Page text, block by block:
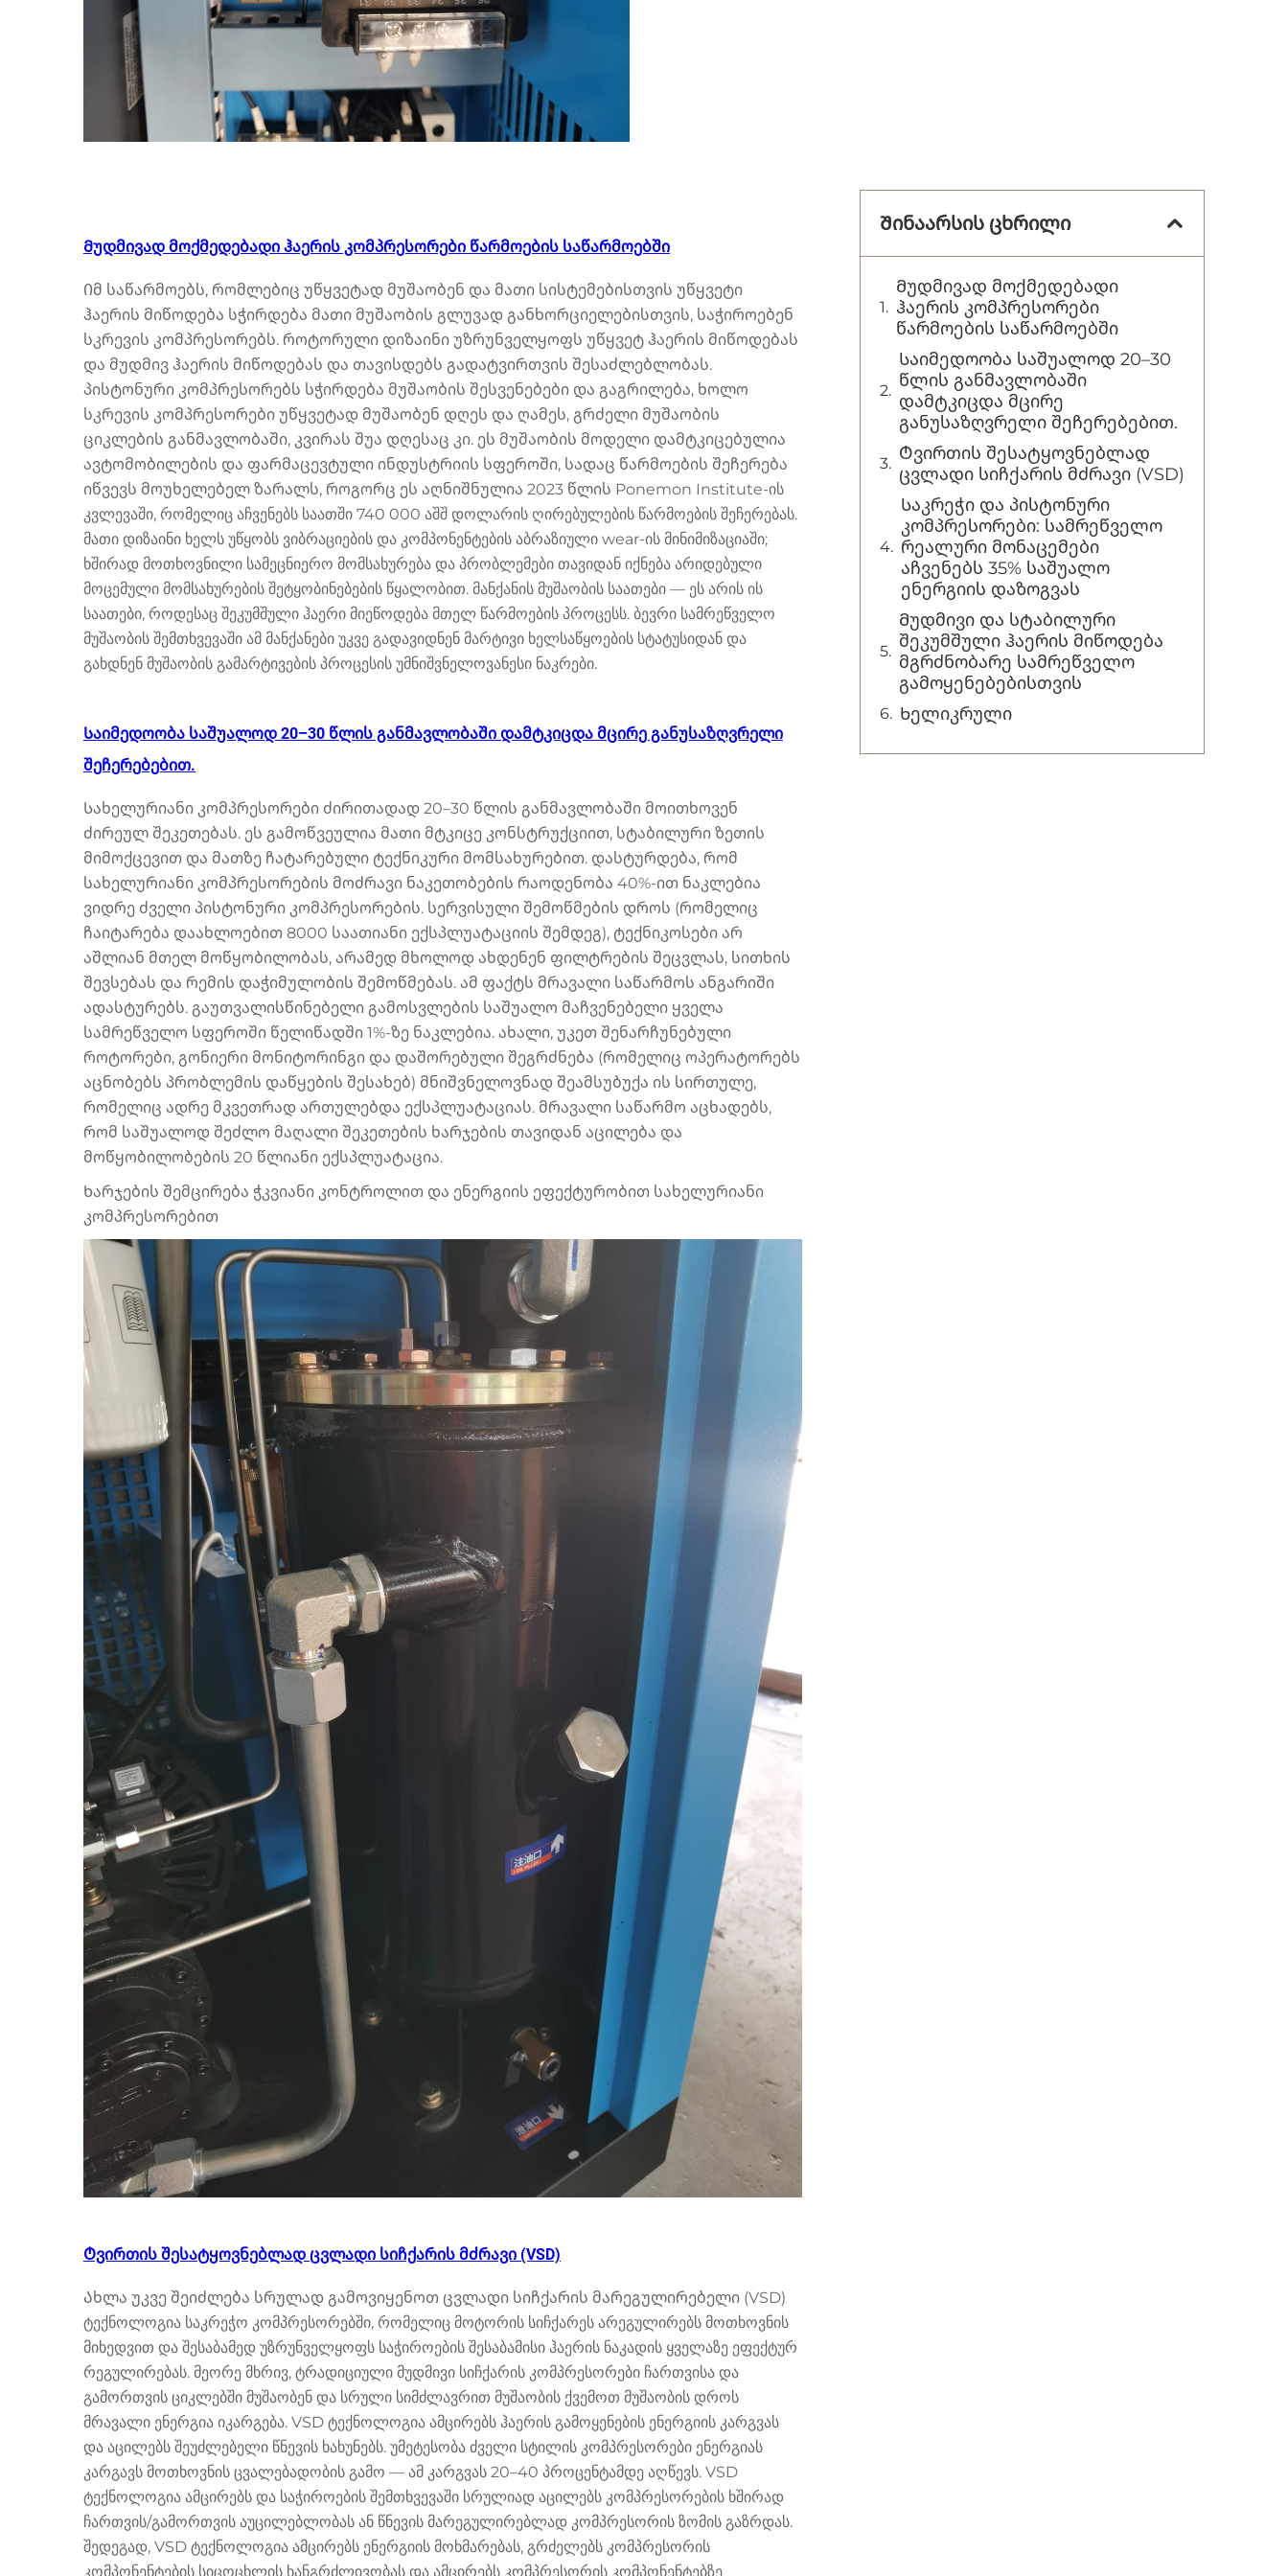
Მუდმივად მოქმედებადი ჰაერის კომპრესორები წარმოების საწარმოებში
Იმ საწარმოებს, რომლებიც უწყვეტად მუშაობენ და მათი სისტემებისთვის უწყვეტი
ჰაერის მიწოდება სჭირდება მათი მუშაობის გლუვად განხორციელებისთვის, საჭიროებენ
სკრევის კომპრესორებს. როტორული დიზაინი უზრუნველყოფს უწყვეტ ჰაერის მიწოდებას
და მუდმივ ჰაერის მიწოდებას და თავისდებს გადატვირთვის შესაძლებლობას.
პისტონური კომპრესორებს სჭირდება მუშაობის შესვენებები და გაგრილება, ხოლო
სკრევის კომპრესორები უწყვეტად მუშაობენ დღეს და ღამეს, გრძელი მუშაობის
ციკლების განმავლობაში, კვირას შუა დღესაც კი. ეს მუშაობის მოდელი დამტკიცებულია
ავტომობილების და ფარმაცევტული ინდუსტრიის სფეროში, სადაც წარმოების შეჩერება
იწვევს მოუხელებელ ზარალს, როგორც ეს აღნიშნულია 2023 წლის Ponemon Institute-ის
კვლევაში, რომელიც აჩვენებს საათში 740 000 აშშ დოლარის ღირებულების წარმოების შეჩერებას.
მათი დიზაინი ხელს უწყობს ვიბრაციების და კომპონენტების აბრაზიული wear-ის მინიმიზაციაში;
ხშირად მოთხოვნილი სამეცნიერო მომსახურება და პრობლემები თავიდან იქნება არიდებული
მოცემული მომსახურების შეტყობინებების წყალობით. მანქანის მუშაობის საათები — ეს არის ის
საათები, როდესაც შეკუმშული ჰაერი მიეწოდება მთელ წარმოების პროცესს. ბევრი სამრეწველო
მუშაობის შემთხვევაში ამ მანქანები უკვე გადავიდნენ მარტივი ხელსაწყოების სტატუსიდან და
გახდნენ მუშაობის გამარტივების პროცესის უმნიშვნელოვანესი ნაკრები.
Საიმედოობა საშუალოდ 20–30 წლის განმავლობაში დამტკიცდა მცირე განუსაზღვრელი
შეჩერებებით.
Სახელურიანი კომპრესორები ძირითადად 20–30 წლის განმავლობაში მოითხოვენ
ძირეულ შეკეთებას. ეს გამოწვეულია მათი მტკიცე კონსტრუქციით, სტაბილური ზეთის
მიმოქცევით და მათზე ჩატარებული ტექნიკური მომსახურებით. დასტურდება, რომ
სახელურიანი კომპრესორების მოძრავი ნაკეთობების რაოდენობა 40%-ით ნაკლებია
ვიდრე ძველი პისტონური კომპრესორების. სერვისული შემოწმების დროს (რომელიც
ჩაიტარება დაახლოებით 8000 საათიანი ექსპლუატაციის შემდეგ), ტექნიკოსები არ
აშლიან მთელ მოწყობილობას, არამედ მხოლოდ ახდენენ ფილტრების შეცვლას, სითხის
შევსებას და რემის დაჭიმულობის შემოწმებას. ამ ფაქტს მრავალი საწარმოს ანგარიში
ადასტურებს. გაუთვალისწინებელი გამოსვლების საშუალო მაჩვენებელი ყველა
სამრეწველო სფეროში წელიწადში 1%-ზე ნაკლებია. ახალი, უკეთ შენარჩუნებული
როტორები, გონიერი მონიტორინგი და დაშორებული შეგრძნება (რომელიც ოპერატორებს
აცნობებს პრობლემის დაწყების შესახებ) მნიშვნელოვნად შეამსუბუქა ის სირთულე,
რომელიც ადრე მკვეთრად ართულებდა ექსპლუატაციას. მრავალი საწარმო აცხადებს,
რომ საშუალოდ შეძლო მაღალი შეკეთების ხარჯების თავიდან აცილება და
მოწყობილობების 20 წლიანი ექსპლუატაცია.
Ხარჯების შემცირება ჭკვიანი კონტროლით და ენერგიის ეფექტურობით სახელურიანი
კომპრესორებით
Ტვირთის შესატყოვნებლად ცვლადი სიჩქარის მძრავი (VSD)
Ახლა უკვე შეიძლება სრულად გამოვიყენოთ ცვლადი სიჩქარის მარეგულირებელი (VSD)
ტექნოლოგია საკრეჭო კომპრესორებში, რომელიც მოტორის სიჩქარეს არეგულირებს მოთხოვნის
მიხედვით და შესაბამედ უზრუნველყოფს საჭიროების შესაბამისი ჰაერის ნაკადის ყველაზე ეფექტურ
რეგულირებას. მეორე მხრივ, ტრადიციული მუდმივი სიჩქარის კომპრესორები ჩართვისა და
გამორთვის ციკლებში მუშაობენ და სრული სიმძლავრით მუშაობის ქვემოთ მუშაობის დროს
მრავალი ენერგია იკარგება. VSD ტექნოლოგია ამცირებს ჰაერის გამოყენების ენერგიის კარგვას
და აცილებს შეუძლებელი წნევის ხახუნებს. უმეტესობა ძველი სტილის კომპრესორები ენერგიას
კარგავს მოთხოვნის ცვალებადობის გამო — ამ კარგვას 20–40 პროცენტამდე აღწევს. VSD
ტექნოლოგია ამცირებს და საჭიროების შემთხვევაში სრულიად აცილებს კომპრესორების ხშირად
ჩართვის/გამორთვის აუცილებლობას ან წნევის მარეგულირებლად კომპრესორის ზომის გაზრდას.
შედეგად, VSD ტექნოლოგია ამცირებს ენერგიის მოხმარებას, გრძელებს კომპრესორის
კომპონენტების სიცოცხლის ხანგრძლივობას და ამცირებს კომპრესორის კომპონენტებზე
Შინაარსის ცხრილი
Მუდმივად მოქმედებადი
ჰაერის კომპრესორები
წარმოების საწარმოებში
Საიმედოობა საშუალოდ 20–30
წლის განმავლობაში
დამტკიცდა მცირე
განუსაზღვრელი შეჩერებებით.
Ტვირთის შესატყოვნებლად
ცვლადი სიჩქარის მძრავი (VSD)
Საკრეჭი და პისტონური
კომპრესორები: სამრეწველო
რეალური მონაცემები
აჩვენებს 35% საშუალო
ენერგიის დაზოგვას
Მუდმივი და სტაბილური
შეკუმშული ჰაერის მიწოდება
მგრძნობარე სამრეწველო
გამოყენებებისთვის
Ხელიკრული